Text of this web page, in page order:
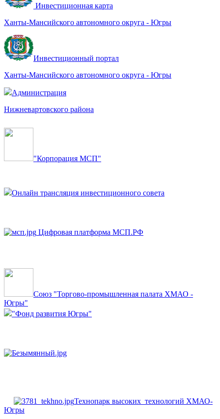
Инвестиционная карта
Ханты-Мансийского автономного округа - Югры
Инвестиционный портал
Ханты-Мансийского автономного округа - Югры
Администрация
Нижневартовского района
"Корпорация МСП"
Онлайн трансляция инвестиционного совета
Цифровая платформа МСП.РФ
Союз "Торгово-промышленная палата ХМАО -
Югры"
"Фонд развития Югры"
Технопарк высоких технологий ХМАО-
Югры